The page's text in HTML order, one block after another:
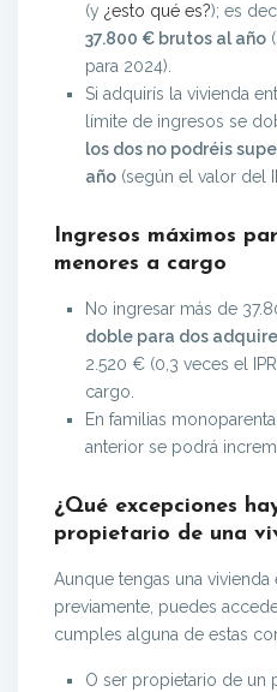
(y ¿esto qué es?); es
37.800 € brutos al año
para 2024).
Si adquirís la vivienda
límite de ingresos se
los dos no podréis
año (según el valor del
Ingresos máximos
menores a cargo
No ingresar más de
doble para dos
2.520 € (0,3 veces el
cargo.
En familias
anterior se podrá
¿Qué excepciones
propietario de una
Aunque tengas una
previamente, puedes
cumples alguna de estas
O ser propietario de un